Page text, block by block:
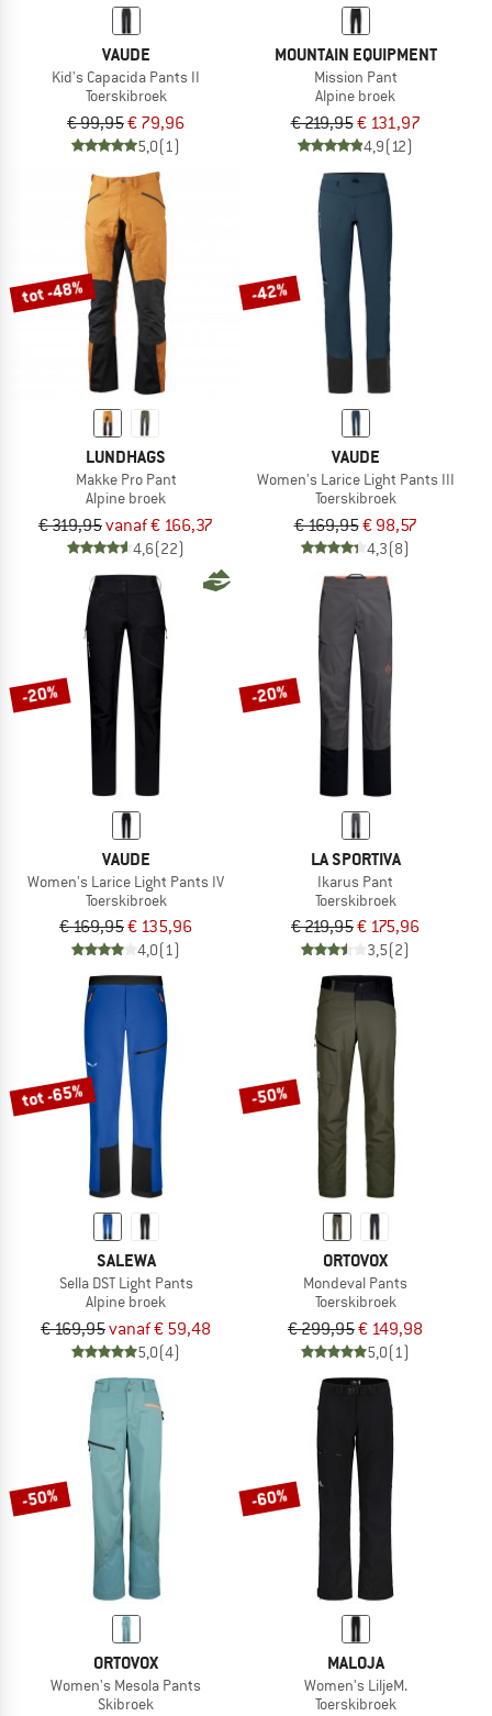
VAUDE
Kid's Capacida Pants II
Toerskibroek
€ 99,95€ 79,96
5,0(1)
MOUNTAIN EQUIPMENT
Mission Pant
Alpine broek
€ 219,95€ 131,97
4,9(12)
tot -48%
LUNDHAGS
Makke Pro Pant
Alpine broek
€ 319,95vanaf € 166,37
4,6(22)
-42%
VAUDE
Women's Larice Light Pants III
Toerskibroek
€ 169,95€ 98,57
4,3(8)
-20%
VAUDE
Women's Larice Light Pants IV
Toerskibroek
€ 169,95€ 135,96
4,0(1)
-20%
LA SPORTIVA
Ikarus Pant
Toerskibroek
€ 219,95€ 175,96
3,5(2)
tot -65%
SALEWA
Sella DST Light Pants
Alpine broek
€ 169,95vanaf € 59,48
5,0(4)
-50%
ORTOVOX
Mondeval Pants
Toerskibroek
€ 299,95€ 149,98
5,0(1)
-50%
ORTOVOX
Women's Mesola Pants
Skibroek
-60%
MALOJA
Women's LiljeM.
Toerskibroek